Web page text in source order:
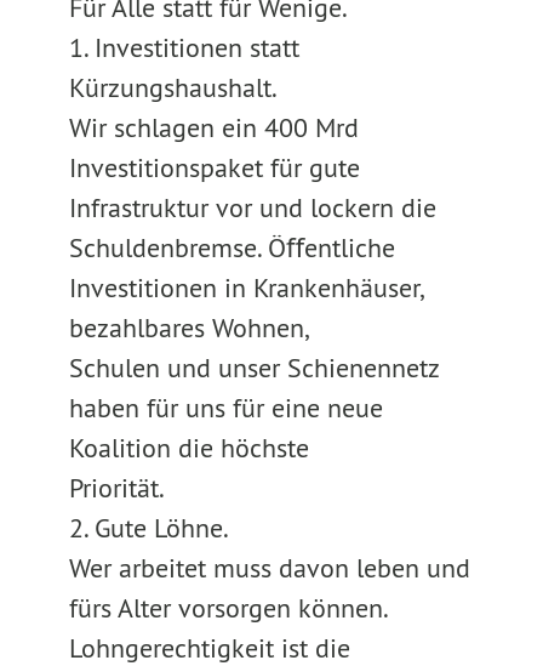
Für Alle statt für Wenige.
1. Investitionen statt
Kürzungshaushalt.
Wir schlagen ein 400 Mrd
Investitionspaket für gute
Infrastruktur vor und lockern die
Schuldenbremse. Öﬀentliche
Investitionen in Krankenhäuser,
bezahlbares Wohnen,
Schulen und unser Schienennetz
haben für uns für eine neue
Koalition die höchste
Priorität.
2. Gute Löhne.
Wer arbeitet muss davon leben und
fürs Alter vorsorgen können.
Lohngerechtigkeit ist die